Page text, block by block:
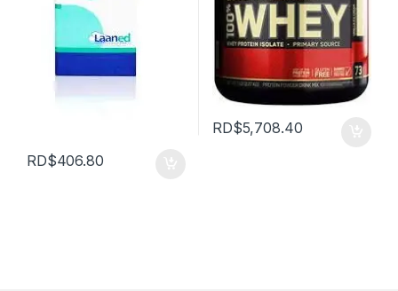
RD$406.80
RD$5,708.40